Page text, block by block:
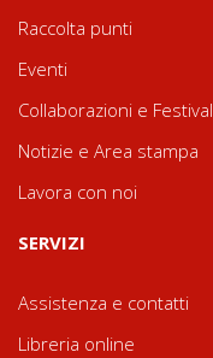
Raccolta punti
Eventi
Collaborazioni e Festival
Notizie e Area stampa
Lavora con noi
SERVIZI
Assistenza e contatti
Libreria online